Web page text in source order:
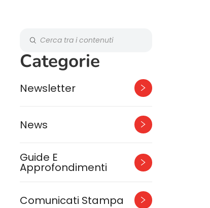
Categorie
Newsletter
News
Guide E
Approfondimenti
Comunicati Stampa